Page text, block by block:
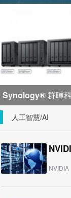
Synology® 群暉
DiskStation neo+
人工智慧/AI
NVIDIA